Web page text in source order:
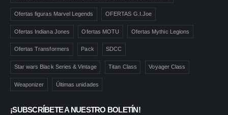
Ofertas figuras Marvel Legends OFERTAS G.I.Joe
Ofertas Indiana Jones Ofertas MOTU Ofertas Mythic Legions
Ofertas Transformers Pack SDCC
Star wars Black Series & Vintage Titan Class Voyager Class
Weaponizer Últimas unidades
¡SUBSCRÍBETE A NUESTRO BOLETÍN!